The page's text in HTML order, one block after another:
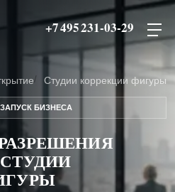
+7 495 231-03-29
Студии коррекции фигуры
БИЗНЕСА